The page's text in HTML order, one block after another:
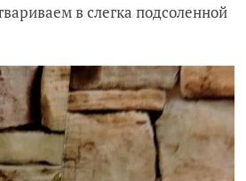
в слегка подсоленной